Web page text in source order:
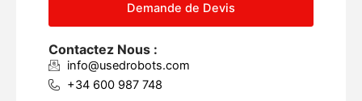
e
Demande de Devis
Contactez Nous :
info@usedrobots.com
+34 600 987 748